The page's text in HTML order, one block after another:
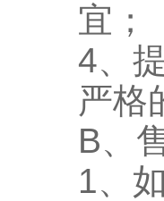
宜；
4、
严格
B、
1、